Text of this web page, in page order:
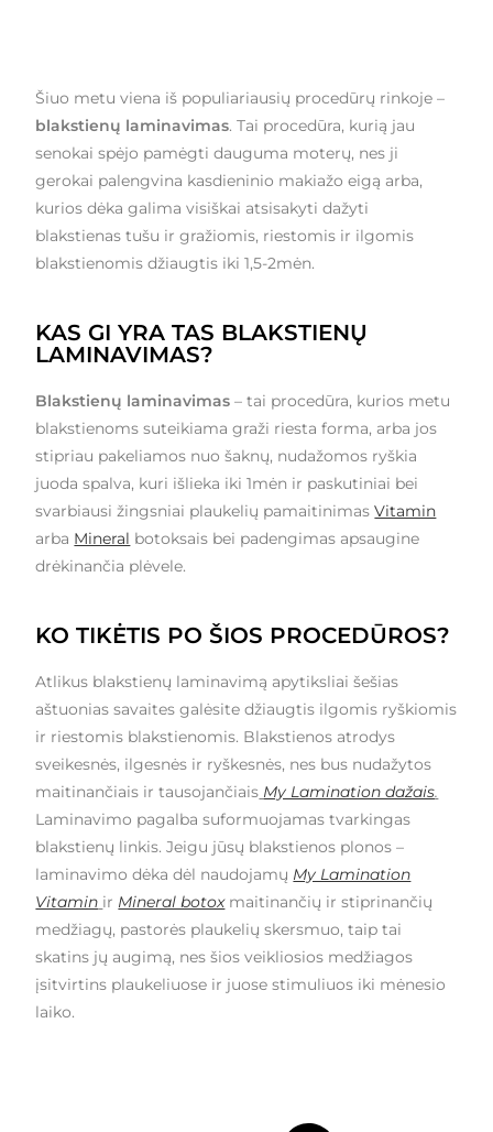
Šiuo metu viena iš populiariausių procedūrų rinkoje –
blakstienų laminavimas. Tai procedūra, kurią jau
senokai spėjo pamėgti dauguma moterų, nes ji
gerokai palengvina kasdieninio makiažo eigą arba,
kurios dėka galima visiškai atsisakyti dažyti
blakstienas tušu ir gražiomis, riestomis ir ilgomis
blakstienomis džiaugtis iki 1,5-2mėn.
KAS GI YRA TAS BLAKSTIENŲ
LAMINAVIMAS?
Blakstienų laminavimas – tai procedūra, kurios metu
blakstienoms suteikiama graži riesta forma, arba jos
stipriau pakeliamos nuo šaknų, nudažomos ryškia
juoda spalva, kuri išlieka iki 1mėn ir paskutiniai bei
svarbiausi žingsniai plaukelių pamaitinimasVitamin
arba Mineral botoksais bei padengimas apsaugine
drėkinančia plėvele.
KO TIKĖTIS PO ŠIOS PROCEDŪROS?
Atlikus blakstienų laminavimą apytiksliai šešias
aštuonias savaites galėsite džiaugtis ilgomis ryškiomis
ir riestomis blakstienomis. Blakstienos atrodys
sveikesnės, ilgesnės ir ryškesnės, nes bus nudažytos
maitinančiais ir tausojančiais My Lamination dažais.
Laminavimo pagalba suformuojamas tvarkingas
blakstienų linkis. Jeigu jūsų blakstienos plonos –
laminavimo dėka dėl naudojamų My Lamination
Vitamin ir Mineral botoxmaitinančių ir stiprinančių
medžiagų, pastorės plaukelių skersmuo, taip tai
skatins jų augimą, nes šios veikliosios medžiagos
įsitvirtins plaukeliuose ir juose stimuliuos iki mėnesio
laiko.